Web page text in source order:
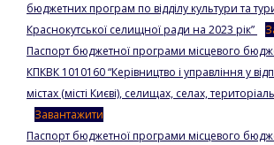
бюджетних програм по відділу культури та
Краснокутської селищної ради на 2023 рік”
Паспорт бюджетної програми місцевого
КПКВК 1010160 “Керівництво і управління у
містах (місті Києві), селищах, селах,
Завантажити
Паспорт бюджетної програми місцевого